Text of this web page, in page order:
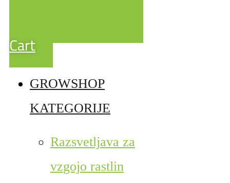
Cart
GROWSHOP
KATEGORIJE
Razsvetljava za
vzgojo rastlin